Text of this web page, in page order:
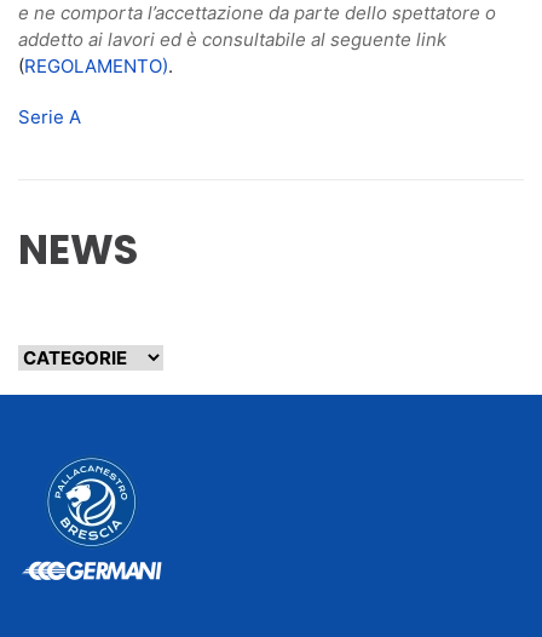
e ne comporta l’accettazione da parte dello spettatore o
addetto ai lavori ed è consultabile al seguente link
(REGOLAMENTO).
Serie A
NEWS